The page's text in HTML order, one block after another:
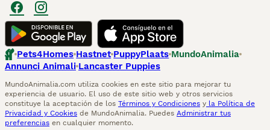
Pets4Homes Hastnet PuppyPlaats MundoAnimalia
Annunci Animali Lancaster Puppies
MundoAnimalia.com utiliza cookies en este sitio para mejorar tu
experiencia de usuario. El uso de este sitio web y otros servicios
constituye la aceptación de los Términos y Condiciones y la Política de
Privacidad y Cookies de MundoAnimalia. Puedes Administrar tus
preferencias en cualquier momento.